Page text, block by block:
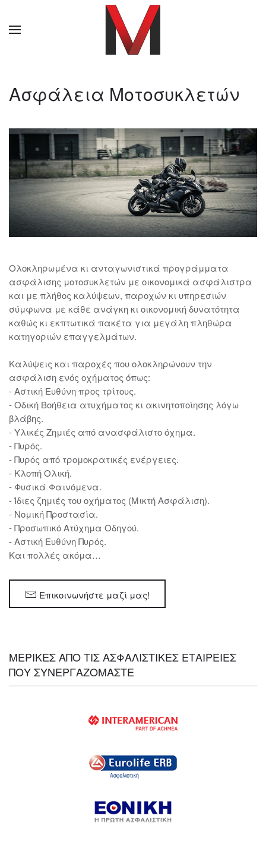
Ασφάλεια Μοτοσυκλετών
Ολοκληρωμένα κι ανταγωνιστικά προγράμματα
ασφάλισης μοτοσυκλετών με οικονομικά ασφάλιστρα
και με πλήθος καλύψεων, παροχών κι υπηρεσιών
σύμφωνα με κάθε ανάγκη κι οικονομική δυνατότητα
καθώς κι εκπτωτικά πακέτα για μεγάλη πληθώρα
κατηγοριών επαγγελμάτων.
Καλύψεις και παροχές που ολοκληρώνουν την
ασφάλιση ενός οχήματος όπως:
- Αστική Ευθύνη προς τρίτους.
- Οδική Βοήθεια ατυχήματος κι ακινητοποίησης λόγω
βλάβης.
- Υλικές Ζημιές από ανασφάλιστο όχημα.
- Πυρός.
- Πυρός από τρομοκρατικές ενέργειες.
- Κλοπή Ολική.
- Φυσικά Φαινόμενα.
- Ίδιες ζημιές του οχήματος (Μικτή Ασφάλιση).
- Νομική Προστασία.
- Προσωπικό Ατύχημα Οδηγού.
- Αστική Ευθύνη Πυρός.
Και πολλές ακόμα…
Επικοινωνήστε μαζί μας!
ΜΕΡΙΚΕΣ ΑΠΟ ΤΙΣ ΑΣΦΑΛΙΣΤΙΚΕΣ ΕΤΑΙΡΕΙΕΣ
ΠΟΥ ΣΥΝΕΡΓΑΖΟΜΑΣΤΕ